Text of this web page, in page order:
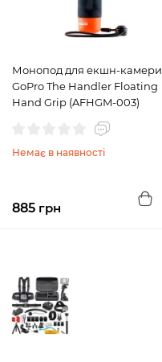
Монопод для екшн-камери
GoPro The Handler Floating
Hand Grip (AFHGM-003)
Немає в наявності
885 грн